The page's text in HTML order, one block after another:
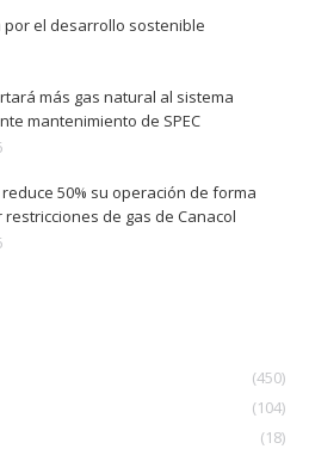
el desarrollo sostenible
más gas natural al sistema
mantenimiento de SPEC
50% su operación de forma
de gas de Canacol
(450)
(104)
(18)